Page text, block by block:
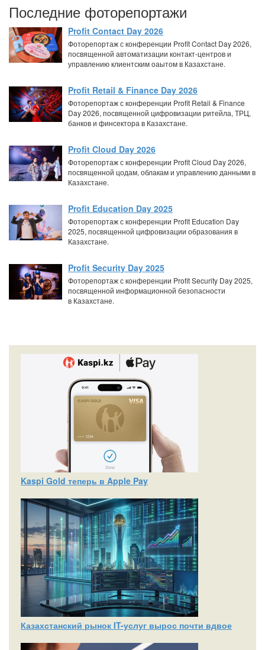
Последние фоторепортажи
Profit Contact Day 2026
Фоторепортаж с конференции Profit Contact Day 2026,
посвященной автоматизации контакт-центров и
управлению клиентским оаытом в Казахстане.
Profit Retail & Finance Day 2026
Фоторепортаж с конференции Profit Retail & Finance
Day 2026, посвященной цифровизации ритейла, ТРЦ,
банков и финсектора в Казахстане.
Profit Cloud Day 2026
Фоторепортаж с конференции Profit Cloud Day 2026,
посвященной цодам, облакам и управлению данными в
Казахстане.
Profit Education Day 2025
Фоторепортаж с конференции Profit Education Day
2025, посвященной цифровизации образования в
Казахстане.
Profit Security Day 2025
Фоторепортаж с конференции Profit Security Day 2025,
посвященной информационной безопасности
в Казахстане.
Kaspi Gold теперь в Apple Pay
Казахстанский рынок IT-услуг вырос почти вдвое